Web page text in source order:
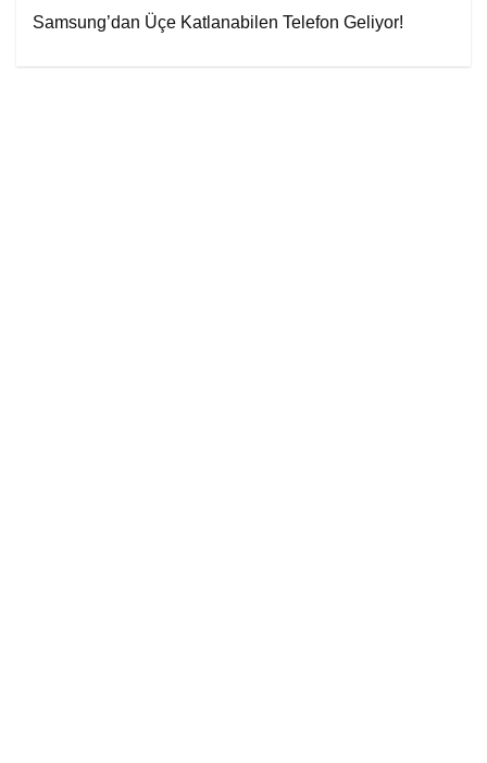
Samsung’dan Üçe Katlanabilen Telefon Geliyor!